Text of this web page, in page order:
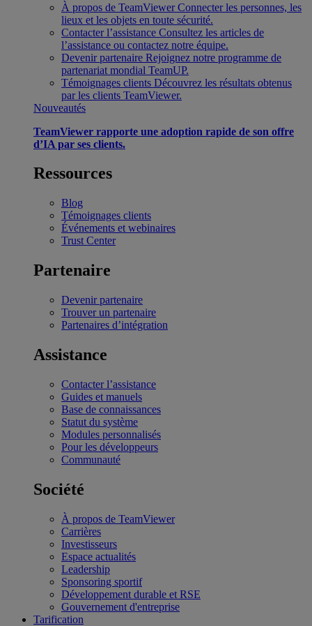
À propos de TeamViewer Connecter les personnes, les
lieux et les objets en toute sécurité.
Contacter l’assistance Consultez les articles de
l’assistance ou contactez notre équipe.
Devenir partenaire Rejoignez notre programme de
partenariat mondial TeamUP.
Témoignages clients Découvrez les résultats obtenus
par les clients TeamViewer.
Nouveautés
TeamViewer rapporte une adoption rapide de son offre
d’IA par ses clients.
Ressources
Blog
Témoignages clients
Événements et webinaires
Trust Center
Partenaire
Devenir partenaire
Trouver un partenaire
Partenaires d’intégration
Assistance
Contacter l’assistance
Guides et manuels
Base de connaissances
Statut du système
Modules personnalisés
Pour les développeurs
Communauté
Société
À propos de TeamViewer
Carrières
Investisseurs
Espace actualités
Leadership
Sponsoring sportif
Développement durable et RSE
Gouvernement d'entreprise
Tarification